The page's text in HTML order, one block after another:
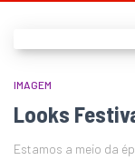
IMAGEM
Looks
Estamos a meio da